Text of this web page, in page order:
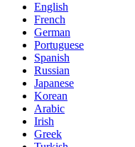
English
French
German
Portuguese
Spanish
Russian
Japanese
Korean
Arabic
Irish
Greek